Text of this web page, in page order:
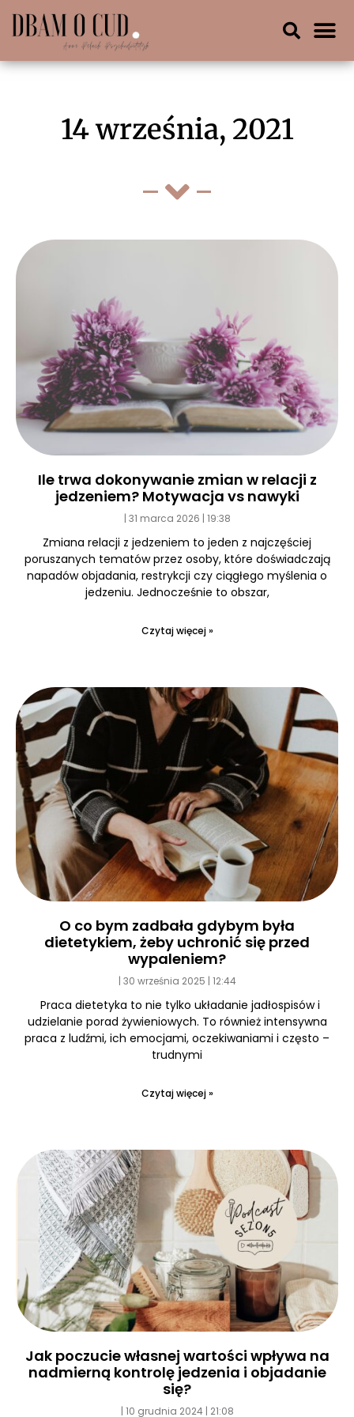
14 września, 2021
Ile trwa dokonywanie zmian w relacji z
jedzeniem? Motywacja vs nawyki
31 marca 2026 19:38
Zmiana relacji z jedzeniem to jeden z najczęściej
poruszanych tematów przez osoby, które doświadczają
napadów objadania, restrykcji czy ciągłego myślenia o
jedzeniu. Jednocześnie to obszar,
Czytaj więcej »
O co bym zadbała gdybym była
dietetykiem, żeby uchronić się przed
wypaleniem?
30 września 2025 12:44
Praca dietetyka to nie tylko układanie jadłospisów i
udzielanie porad żywieniowych. To również intensywna
praca z ludźmi, ich emocjami, oczekiwaniami i często –
trudnymi
Czytaj więcej »
Jak poczucie własnej wartości wpływa na
nadmierną kontrolę jedzenia i objadanie
się?
10 grudnia 2024 21:08